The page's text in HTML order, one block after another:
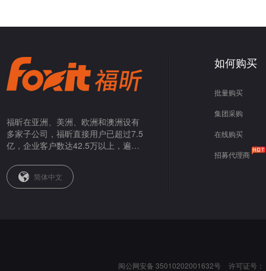
福昕在亚洲、美洲、欧洲和澳洲设有
多家子公司，福昕直接用户已超过7.5
亿，企业客户数达42.5万以上，遍布
简体中文
如何购买
批量购买
集团采购
在线购买
招募代理商
闽公网安备 35010202001632号 许可证号：